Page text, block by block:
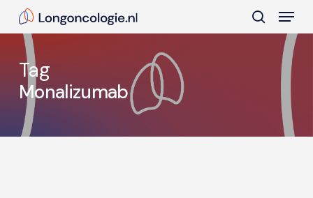
content
search
Menu
Tag
Monalizumab
Close
Menu